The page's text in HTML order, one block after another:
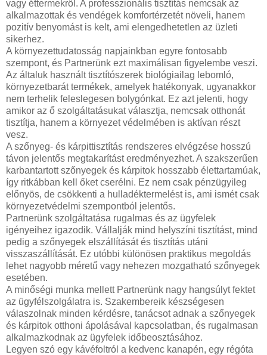
vagy éttermekről. A professzionális tisztítás nemcsak az
alkalmazottak és vendégek komfortérzetét növeli, hanem
pozitív benyomást is kelt, ami elengedhetetlen az üzleti
sikerhez.
A környezettudatosság napjainkban egyre fontosabb
szempont, és Partnerünk ezt maximálisan figyelembe veszi.
Az általuk használt tisztítószerek biológiailag lebomló,
környezetbarát termékek, amelyek hatékonyak, ugyanakkor
nem terhelik feleslegesen bolygónkat. Ez azt jelenti, hogy
amikor az ő szolgáltatásukat választja, nemcsak otthonát
tisztítja, hanem a környezet védelmében is aktívan részt
vesz.
A szőnyeg- és kárpittisztítás rendszeres elvégzése hosszú
távon jelentős megtakarítást eredményezhet. A szakszerűen
karbantartott szőnyegek és kárpitok hosszabb élettartamúak,
így ritkábban kell őket cserélni. Ez nem csak pénzügyileg
előnyös, de csökkenti a hulladéktermelést is, ami ismét csak
környezetvédelmi szempontból jelentős.
Partnerünk szolgáltatása rugalmas és az ügyfelek
igényeihez igazodik. Vállalják mind helyszíni tisztítást, mind
pedig a szőnyegek elszállítását és tisztítás utáni
visszaszállítását. Ez utóbbi különösen praktikus megoldás
lehet nagyobb méretű vagy nehezen mozgatható szőnyegek
esetében.
A minőségi munka mellett Partnerünk nagy hangsúlyt fektet
az ügyfélszolgálatra is. Szakembereik készségesen
válaszolnak minden kérdésre, tanácsot adnak a szőnyegek
és kárpitok otthoni ápolásával kapcsolatban, és rugalmasan
alkalmazkodnak az ügyfelek időbeosztásához.
Legyen szó egy kávéfoltról a kedvenc kanapén, egy régóta